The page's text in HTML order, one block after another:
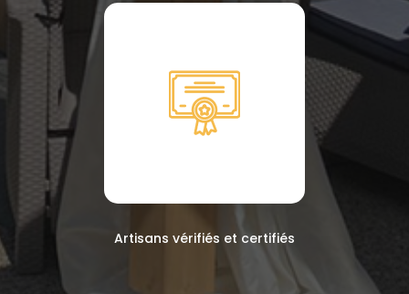
Artisans vérifiés et certifiés